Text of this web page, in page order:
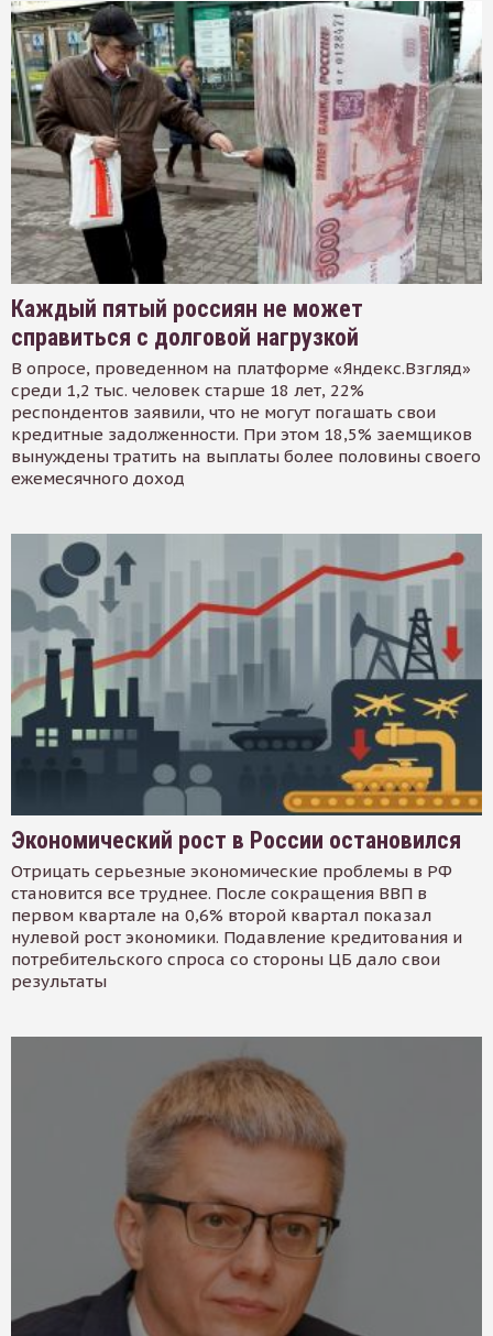
Каждый пятый россиян не может
справиться с долговой нагрузкой
В опросе, проведенном на платформе «Яндекс.Взгляд»
среди 1,2 тыс. человек старше 18 лет, 22%
респондентов заявили, что не могут погашать свои
кредитные задолженности. При этом 18,5% заемщиков
вынуждены тратить на выплаты более половины своего
ежемесячного доход
Экономический рост в России остановился
Отрицать серьезные экономические проблемы в РФ
становится все труднее. После сокращения ВВП в
первом квартале на 0,6% второй квартал показал
нулевой рост экономики. Подавление кредитования и
потребительского спроса со стороны ЦБ дало свои
результаты